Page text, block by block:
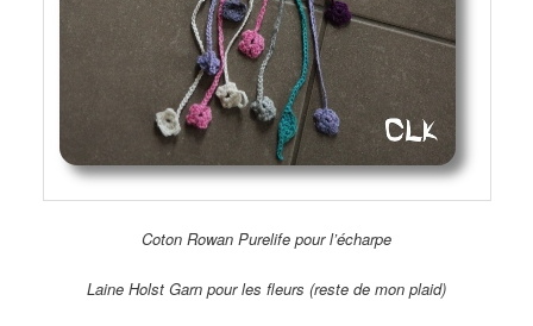
Coton Rowan Purelife pour l’écharpe
Laine Holst Garn pour les fleurs (reste de mon plaid)